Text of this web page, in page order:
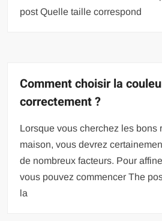
post Quelle taille correspond
Comment choisir la
correctement ?
Lorsque vous cherchez les bons
maison, vous devrez
de nombreux facteurs. Pour
vous pouvez commencer The
la